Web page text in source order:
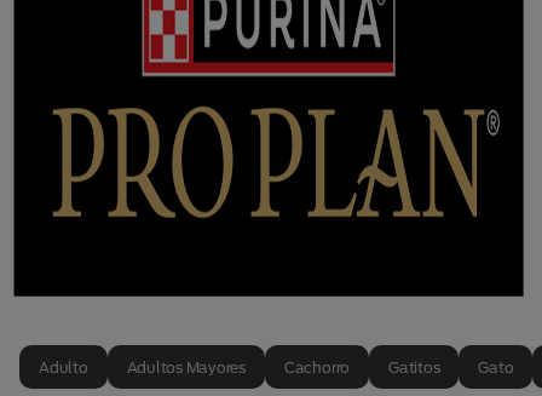
Adulto Adultos Mayores Cachorro Gatitos Gato